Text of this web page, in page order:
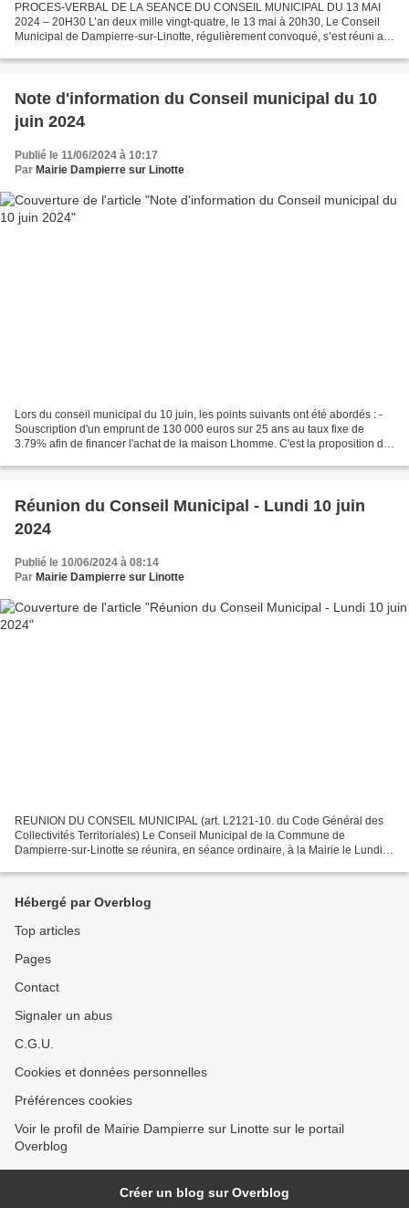
PROCES-VERBAL DE LA SEANCE DU CONSEIL MUNICIPAL DU 13 MAI
2024 – 20H30 L’an deux mille vingt-quatre, le 13 mai à 20h30, Le Conseil
Municipal de Dampierre-sur-Linotte, régulièrement convoqué, s’est réuni au
Note d'information du Conseil municipal du 10
juin 2024
Publié le 11/06/2024 à 10:17
Par Mairie Dampierre sur Linotte
Lors du conseil municipal du 10 juin, les points suivants ont été abordés : -
Souscription d'un emprunt de 130 000 euros sur 25 ans au taux fixe de
3.79% afin de financer l'achat de la maison Lhomme. C'est la proposition de
Réunion du Conseil Municipal - Lundi 10 juin
2024
Publié le 10/06/2024 à 08:14
Par Mairie Dampierre sur Linotte
REUNION DU CONSEIL MUNICIPAL (art. L2121-10. du Code Général des
Collectivités Territoriales) Le Conseil Municipal de la Commune de
Dampierre-sur-Linotte se réunira, en séance ordinaire, à la Mairie le Lundi
Hébergé par Overblog
Top articles
Pages
Contact
Signaler un abus
C.G.U.
Cookies et données personnelles
Préférences cookies
Voir le profil de Mairie Dampierre sur Linotte sur le portail
Overblog
Créer un blog sur Overblog